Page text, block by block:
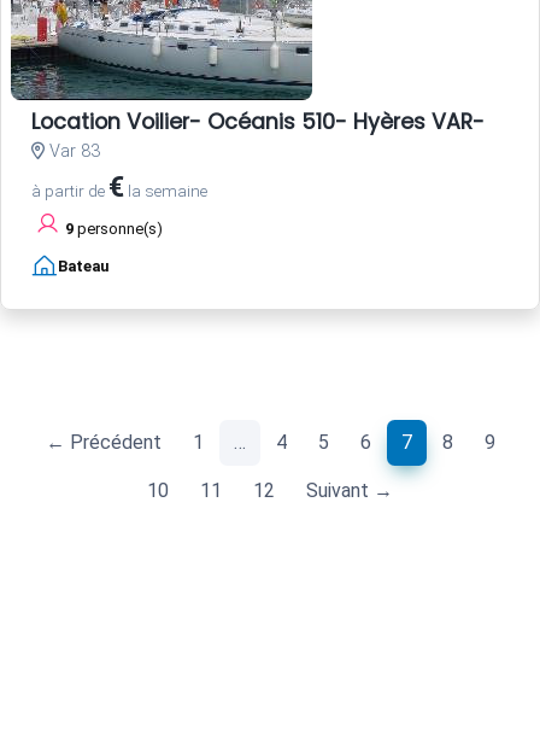
Location Voilier- Océanis 510- Hyères VAR-
Var 83
à partir de € la semaine
9 personne(s)
Bateau
← Précédent 1 … 4 5 6 7(current)
8 9
10 11 12 Suivant →